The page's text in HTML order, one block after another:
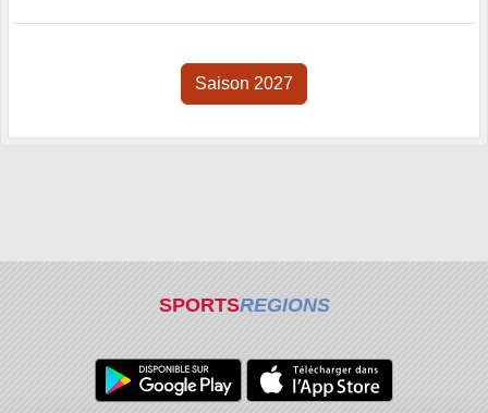
Saison 2027
SPORTSREGIONS